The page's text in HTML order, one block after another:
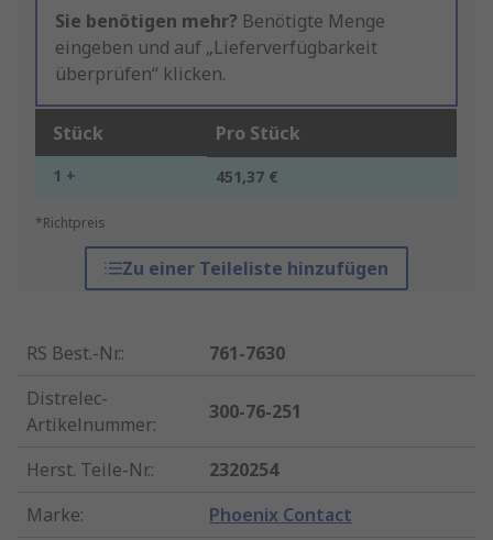
Sie benötigen mehr? Benötigte Menge
eingeben und auf „Lieferverfügbarkeit
überprüfen“ klicken.
Stück Pro Stück
1 + 451,37 €
*Richtpreis
Zu einer Teileliste hinzufügen
RS Best.-Nr.:
761-7630
Distrelec-
Artikelnummer:
300-76-251
Herst. Teile-Nr.:
2320254
Marke: Phoenix Contact